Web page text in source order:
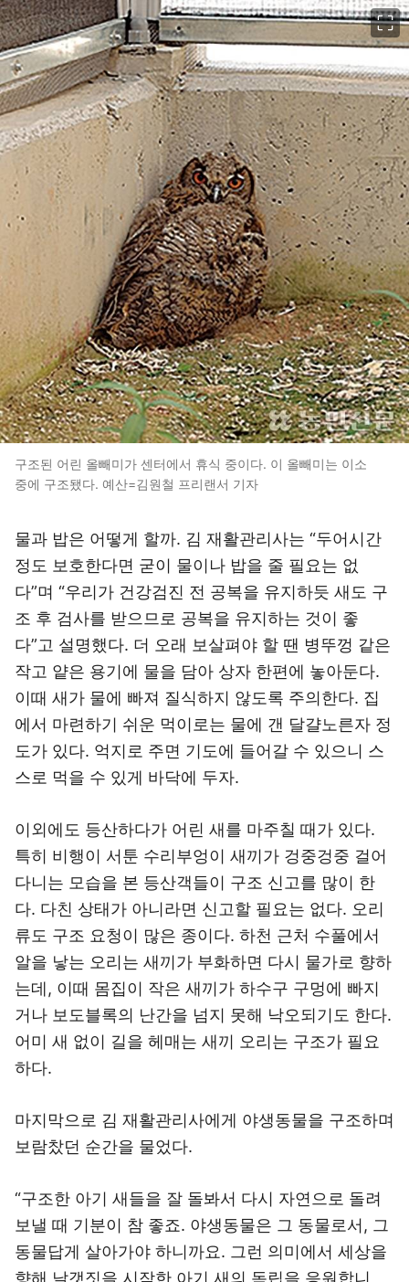
구조된 어린 올빼미가 센터에서 휴식 중이다. 이 올빼미는 이소
중에 구조됐다. 예산=김원철 프리랜서 기자
물과 밥은 어떻게 할까. 김 재활관리사는 “두어시간
정도 보호한다면 굳이 물이나 밥을 줄 필요는 없
다”며 “우리가 건강검진 전 공복을 유지하듯 새도 구
조 후 검사를 받으므로 공복을 유지하는 것이 좋
다”고 설명했다. 더 오래 보살펴야 할 땐 병뚜껑 같은
작고 얕은 용기에 물을 담아 상자 한편에 놓아둔다.
이때 새가 물에 빠져 질식하지 않도록 주의한다. 집
에서 마련하기 쉬운 먹이로는 물에 갠 달걀노른자 정
도가 있다. 억지로 주면 기도에 들어갈 수 있으니 스
스로 먹을 수 있게 바닥에 두자.
이외에도 등산하다가 어린 새를 마주칠 때가 있다.
특히 비행이 서툰 수리부엉이 새끼가 겅중겅중 걸어
다니는 모습을 본 등산객들이 구조 신고를 많이 한
다. 다친 상태가 아니라면 신고할 필요는 없다. 오리
류도 구조 요청이 많은 종이다. 하천 근처 수풀에서
알을 낳는 오리는 새끼가 부화하면 다시 물가로 향하
는데, 이때 몸집이 작은 새끼가 하수구 구멍에 빠지
거나 보도블록의 난간을 넘지 못해 낙오되기도 한다.
어미 새 없이 길을 헤매는 새끼 오리는 구조가 필요
하다.
마지막으로 김 재활관리사에게 야생동물을 구조하며
보람찼던 순간을 물었다.
“구조한 아기 새들을 잘 돌봐서 다시 자연으로 돌려
보낼 때 기분이 참 좋죠. 야생동물은 그 동물로서, 그
동물답게 살아가야 하니까요. 그런 의미에서 세상을
향해 날갯짓을 시작한 아기 새의 독립을 응원합니